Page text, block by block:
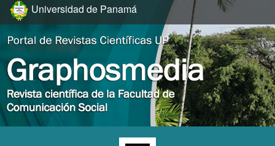
Ir al menú de navegación principal
Ir al contenido principal
Ir al pie de página del sitio
Universidad de Panamá